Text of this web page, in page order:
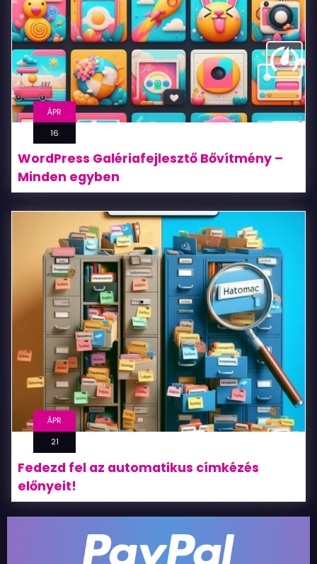
ÁPR
16
WordPress Galériafejlesztő Bővítmény –
Minden egyben
ÁPR
21
Fedezd fel az automatikus címkézés
előnyeit!